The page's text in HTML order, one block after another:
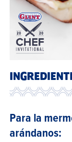
Para la
arándanos: